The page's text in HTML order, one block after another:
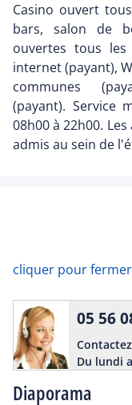
Casino ouvert
bars, salon de
ouvertes tous
internet (payant),
communes
(payant). Service
08h00 à 22h00.
admis au sein de
cliquer pour
Diaporama
05 56
Du lundi